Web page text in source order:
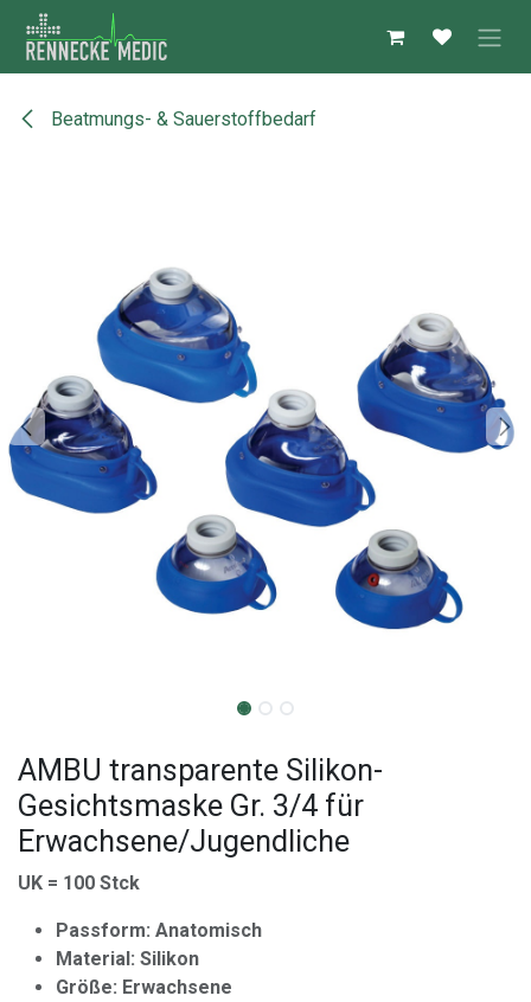
Zum Inhalt springen
Beatmungs- & Sauerstoffbedarf
AMBU transparente Silikon-
Gesichtsmaske Gr. 3/4 für
Erwachsene/Jugendliche
UK = 100 Stck
Passform: Anatomisch
Material: Silikon
Größe: Erwachsene